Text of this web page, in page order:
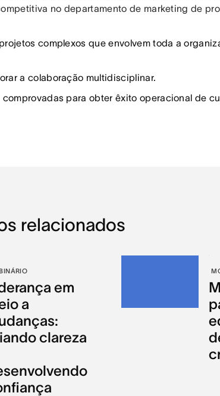
no departamento de marketing de
complexos que envolvem toda a
a colaboração multidisciplinar.
comprovadas para obter êxito operacional de
relacionados
em
a
clareza